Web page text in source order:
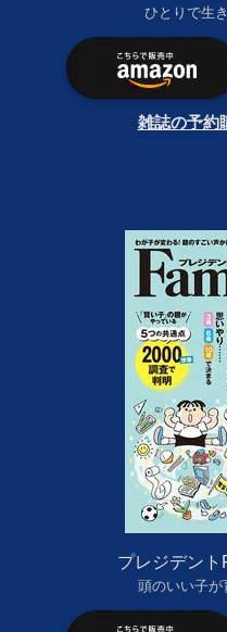
ひとりで生
雑誌の予約
プレジデン
頭のいい子が